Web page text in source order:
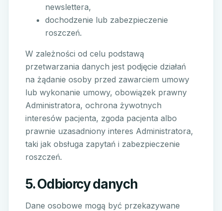
newslettera,
dochodzenie lub zabezpieczenie
roszczeń.
W zależności od celu podstawą
przetwarzania danych jest podjęcie działań
na żądanie osoby przed zawarciem umowy
lub wykonanie umowy, obowiązek prawny
Administratora, ochrona żywotnych
interesów pacjenta, zgoda pacjenta albo
prawnie uzasadniony interes Administratora,
taki jak obsługa zapytań i zabezpieczenie
roszczeń.
5. Odbiorcy danych
Dane osobowe mogą być przekazywane